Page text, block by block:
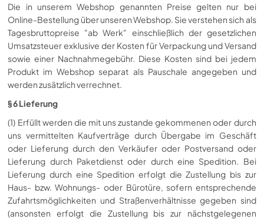
Die in unserem Webshop genannten Preise gelten nur bei
Online-Bestellung über unseren Webshop. Sie verstehen sich als
Tagesbruttopreise "ab Werk" einschließlich der gesetzlichen
Umsatzsteuer exklusive der Kosten für Verpackung und Versand
sowie einer Nachnahmegebühr. Diese Kosten sind bei jedem
Produkt im Webshop separat als Pauschale angegeben und
werden zusätzlich verrechnet.
§ 6 Lieferung
(1) Erfüllt werden die mit uns zustande gekommenen oder durch
uns vermittelten Kaufverträge durch Übergabe im Geschäft
oder Lieferung durch den Verkäufer oder Postversand oder
Lieferung durch Paketdienst oder durch eine Spedition. Bei
Lieferung durch eine Spedition erfolgt die Zustellung bis zur
Haus- bzw. Wohnungs- oder Bürotüre, sofern entsprechende
Zufahrtsmöglichkeiten und Straßenverhältnisse gegeben sind
(ansonsten erfolgt die Zustellung bis zur nächstgelegenen